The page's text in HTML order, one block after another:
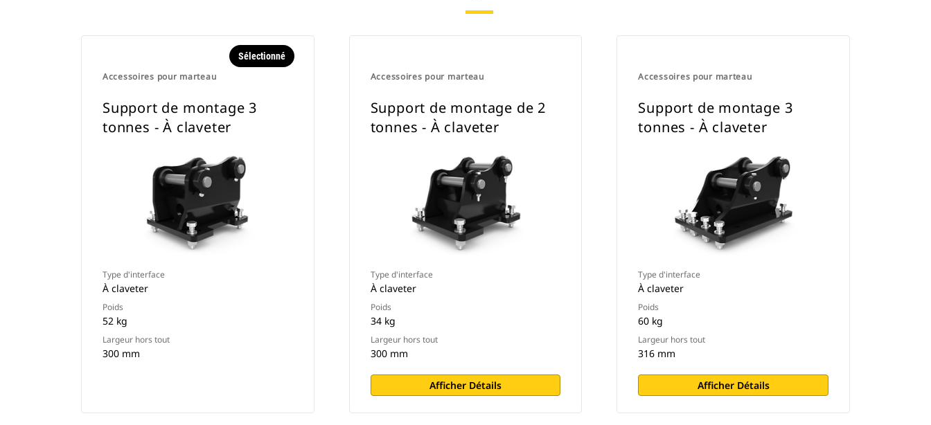
Accessoires pour marteau
Sélectionné
Support de montage 3
tonnes - À claveter
Type d'interface
À claveter
Poids
52 kg
Largeur hors tout
300 mm
Accessoires pour marteau
Support de montage de 2
tonnes - À claveter
Type d'interface
À claveter
Poids
34 kg
Largeur hors tout
300 mm
Afficher Détails
Accessoires pour marteau
Support de montage 3
tonnes - À claveter
Type d'interface
À claveter
Poids
60 kg
Largeur hors tout
316 mm
Afficher Détails